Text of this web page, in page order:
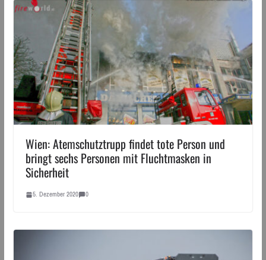
Wien: Atemschutztrupp findet tote Person und
bringt sechs Personen mit Fluchtmasken in
Sicherheit
5. Dezember 2020 0